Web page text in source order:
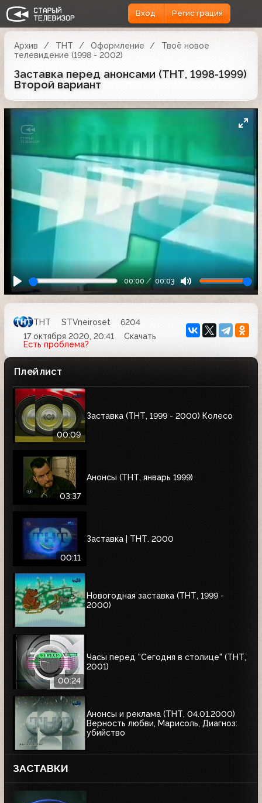
Вход Регистрация
Архив ТНТ Оформление
Твоё новое
телевидение (1998 - 2002)
Заставка перед анонсами (ТНТ, 1998-1999)
Второй вариант
00:00 00:03
ТНТ STVneiroset
6204
17 октября 2020, 20:41
Скачать
Есть проблема?
Плейлист
00:09
Заставка (ТНТ, 1999 - 2000) Колесо
03:37
Анонсы (ТНТ, январь 1999)
00:11
Заставка | ТНТ. 2000
Новогодная заставка (ТНТ, 1999 -
2000)
00:24
Часы перед "Сегодня в столице" (ТНТ,
2001)
Анонсы и реклама (ТНТ, 04.01.2000)
Верность любви, Марисоль, Диагноз:
убийство
ЗАСТАВКИ